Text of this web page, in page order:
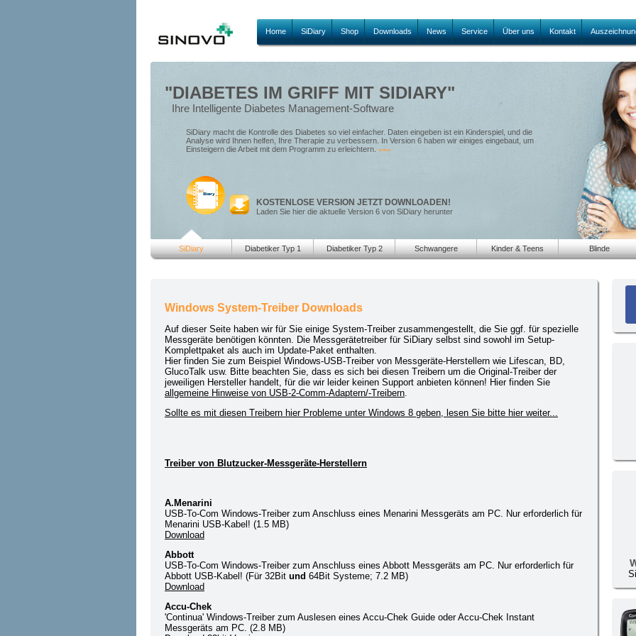
Home SiDiary Shop Downloads News Service Über uns Kontakt
"DIABETES IM GRIFF MIT SIDIARY"
Ihre Intelligente Diabetes Management-Software
SiDiary macht die Kontrolle des Diabetes so viel einfacher. Daten eingeben ist ein Kinderspiel, und die
Analyse wird Ihnen helfen, Ihre Therapie zu verbessern. In Version 6 haben wir einiges eingebaut, um
Einsteigern die Arbeit mit dem Programm zu erleichtern. »»»
KOSTENLOSE VERSION JETZT DOWNLOADEN!
Laden Sie hier die aktuelle Version 6 von SiDiary herunter
SiDiary Diabetiker Typ 1 Diabetiker Typ 2 Schwangere Kinder & Teens Blinde
Windows System-Treiber Downloads
Auf dieser Seite haben wir für Sie einige System-Treiber zusammengestellt, die Sie ggf. für spezielle
Messgeräte benötigen könnten. Die Messgerätetreiber für SiDiary selbst sind sowohl im Setup-
Komplettpaket als auch im Update-Paket enthalten.
Hier finden Sie zum Beispiel Windows-USB-Treiber von Messgeräte-Herstellern wie Lifescan, BD,
GlucoTalk usw. Bitte beachten Sie, dass es sich bei diesen Treibern um die Original-Treiber der
jeweiligen Hersteller handelt, für die wir leider keinen Support anbieten können! Hier finden Sie
allgemeine Hinweise von USB-2-Comm-Adaptern/-Treibern
Sollte es mit diesen Treibern hier Probleme unter Windows 8 geben, lesen Sie bitte hier weiter...
Treiber von Blutzucker-Messgeräte-Herstellern
A.Menarini
USB-To-Com Windows-Treiber zum Anschluss eines Menarini Messgeräts am PC. Nur erforderlich für
Menarini USB-Kabel! (1.5 MB)
Download
Abbott
USB-To-Com Windows-Treiber zum Anschluss eines Abbott Messgeräts am PC. Nur erforderlich für
Abbott USB-Kabel! (Für 32Bit und 64Bit Systeme; 7.2 MB)
Download
Accu-Chek
'Continua' Windows-Treiber zum Auslesen eines Accu-Chek Guide oder Accu-Chek Instant
Messgeräts am PC. (2.8 MB)